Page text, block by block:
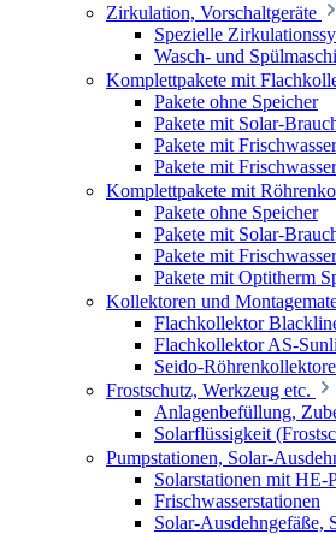
Zirkulation, Vorschaltgeräte
Spezielle
Wasch- und
Komplettpakete mit
Pakete ohne Speicher
Pakete mit Solar-
Pakete mit
Pakete mit
Komplettpakete mit
Pakete ohne Speicher
Pakete mit Solar-
Pakete mit
Pakete mit Optitherm
Kollektoren und
Flachkollektor
Flachkollektor AS-
Seido-
Frostschutz, Werkzeug etc.
Anlagenbefüllung,
Solarflüssigkeit
Pumpstationen, Solar-
Solarstationen mit HE-
Frischwasserstationen
Solar-Ausdehngefäße,